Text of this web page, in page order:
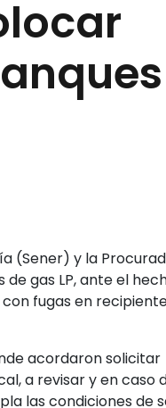
(Sener) y la
gas LP, ante el
fugas en
acordaron solicitar
a revisar y en caso
las condiciones de